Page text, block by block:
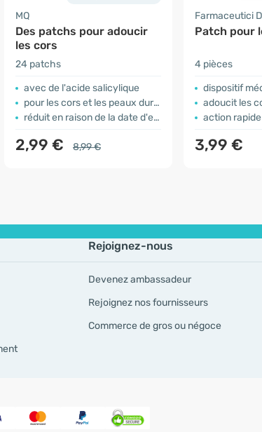
MQ
Des patchs pour adoucir
les cors
24 patchs
avec de l'acide salicylique
pour les cors et les peaux dures
réduit en raison de la date d'expiration
2,99 € 8,99 €
Farmaceutici
Patch pour
4 pièces
dispositif
adoucit les
action
3,99 €
Rejoignez-nous
Devenez ambassadeur
Rejoignez nos fournisseurs
Commerce de gros ou négoce